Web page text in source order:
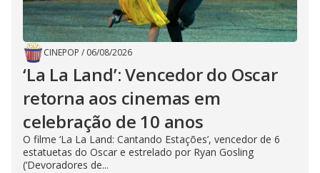
o
CINEPOP / 06/08/2026
‘La La Land’: Vencedor do Oscar
retorna aos cinemas em
celebração de 10 anos
O filme ‘La La Land: Cantando Estações’, vencedor de 6
estatuetas do Oscar e estrelado por Ryan Gosling
(‘Devoradores de...